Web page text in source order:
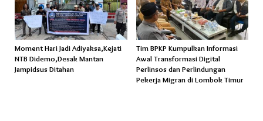
Moment Hari Jadi Adiyaksa,Kejati
NTB Didemo,Desak Mantan
Jampidsus Ditahan
Tim BPKP Kumpulkan Informasi
Awal Transformasi Digital
Perlinsos dan Perlindungan
Pekerja Migran di Lombok Timur